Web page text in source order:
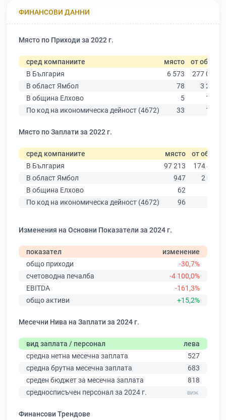
ФИНАНСОВИ ДАННИ
Място по Приходи за 2022 г.
сред компаниите място от общо
В България
6 573
277 019
В област Ямбол
78
3 206
В община Елхово
5
194
По код на икономическа дейност (4672)
33 169
Място по Заплати за 2022 г.
сред компаниите място от общо
В България
97 213
174 403
В област Ямбол
947
2 005
В община Елхово
62
По код на икономическа дейност (4672)
96
Изменения на Основни Показатели за 2024 г.
показател
изменение
общо приходи
-30,7%
счетоводна печалба
-4 100,0%
EBITDA
-161,3%
общо активи
+15,2%
Месечни Нива на Заплати за 2024 г.
вид заплата / персонал
лева
средна нетна месечна заплата
527
средна брутна месечна заплата
683
среден бюджет за месечна заплата
818
средносписъчен персонал за 2024 г.
Финансови Трендове